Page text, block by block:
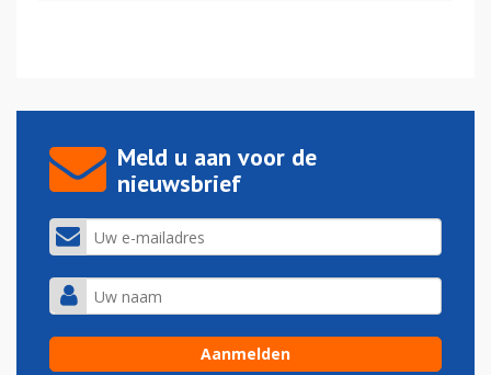
Meld u aan voor de
nieuwsbrief